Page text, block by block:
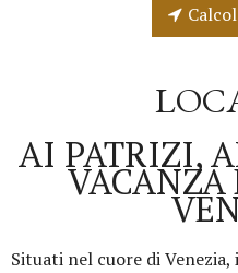
AI PATRIZI,
VACANZA
Situati nel cuore di Venezia,